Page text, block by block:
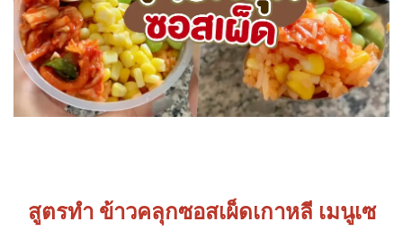
สูตรทำ ข้าวคลุกซอสเผ็ดเกาหลี เมนูเซ